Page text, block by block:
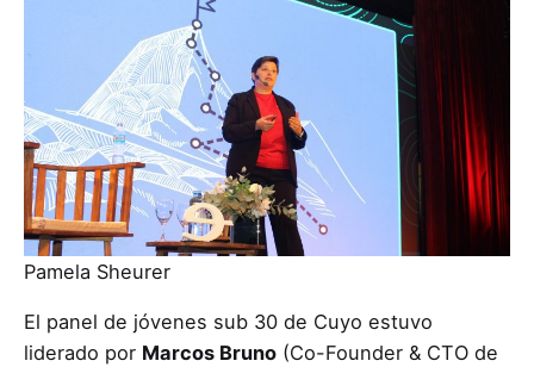
Pamela Sheurer
El panel de jóvenes sub 30 de Cuyo estuvo
liderado por Marcos Bruno (Co-Founder & CTO de